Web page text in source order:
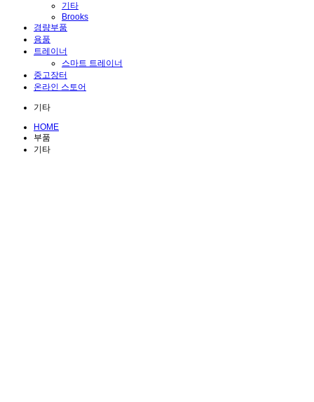
기타
Brooks
경량부품
용품
트레이너
스마트 트레이너
중고장터
온라인 스토어
기타
HOME
부품
기타